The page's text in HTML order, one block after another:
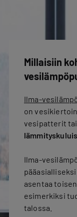
Millaisiin
Ilma-
on
vesipatterit
Ilma-
asentaa
esimerkiksi
talossa.